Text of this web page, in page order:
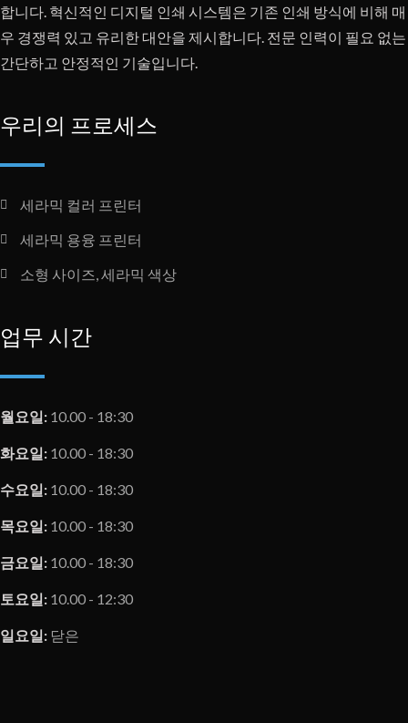
합니다. 혁신적인 디지털 인쇄 시스템은 기존 인쇄 방식에 비해 매
우 경쟁력 있고 유리한 대안을 제시합니다. 전문 인력이 필요 없는
간단하고 안정적인 기술입니다.
우리의 프로세스
세라믹 컬러 프린터
세라믹 용융 프린터
소형 사이즈, 세라믹 색상
업무 시간
월요일: 10.00 - 18:30
화요일: 10.00 - 18:30
수요일: 10.00 - 18:30
목요일: 10.00 - 18:30
금요일: 10.00 - 18:30
토요일: 10.00 - 12:30
일요일: 닫은